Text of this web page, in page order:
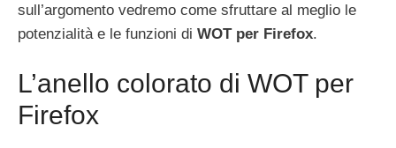
sull’argomento vedremo come sfruttare al meglio le
potenzialità e le funzioni di WOT per Firefox.
L’anello colorato di WOT per
Firefox